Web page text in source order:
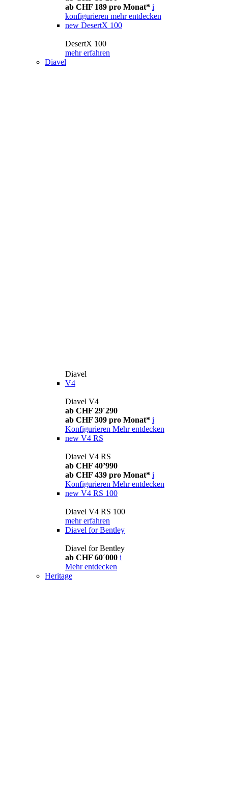
ab CHF 189 pro Monat* i
konfigurieren mehr entdecken
new DesertX 100
DesertX 100
mehr erfahren
Diavel
Diavel
V4
Diavel V4
ab CHF 29´290
ab CHF 309 pro Monat* i
Konfigurieren Mehr entdecken
new V4 RS
Diavel V4 RS
ab CHF 40’990
ab CHF 439 pro Monat* i
Konfigurieren Mehr entdecken
new V4 RS 100
Diavel V4 RS 100
mehr erfahren
Diavel for Bentley
Diavel for Bentley
ab CHF 60´000 i
Mehr entdecken
Heritage